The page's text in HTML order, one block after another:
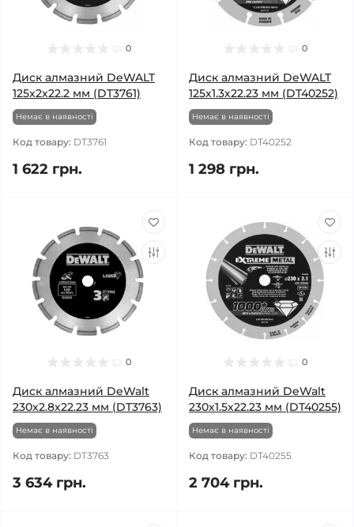
0
Диск алмазний DeWALT
125x2х22.2 мм (DT3761)
Немає в наявності
Код товару: DT3761
1 622 грн.
0
Диск алмазний DeWALT
125х1.3х22.23 мм (DT40252)
Немає в наявності
Код товару: DT40252
1 298 грн.
0
Диск алмазний DeWalt
230x2.8х22.23 мм (DT3763)
Немає в наявності
Код товару: DT3763
3 634 грн.
0
Диск алмазний DeWalt
230х1.5х22.23 мм (DT40255)
Немає в наявності
Код товару: DT40255
2 704 грн.